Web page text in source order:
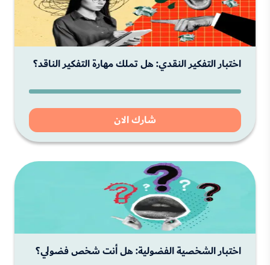
اختبار التفكير النقدي: هل تملك مهارة التفكير الناقد؟
شارك الان
اختبار الشخصية الفضولية: هل أنت شخص فضولي؟